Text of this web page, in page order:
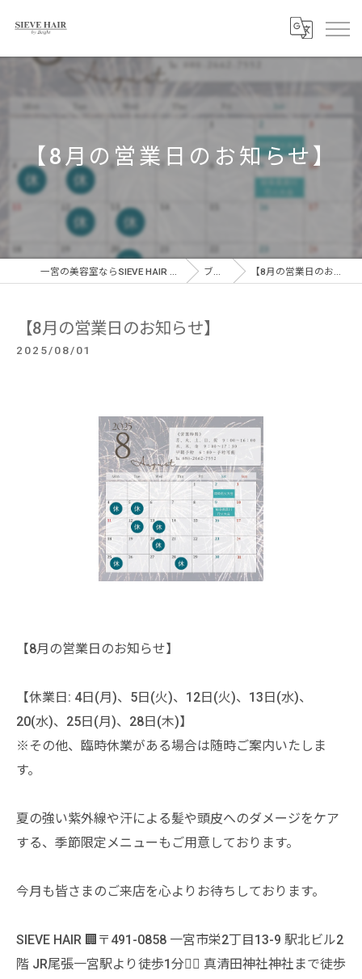
【8月の営業日のお知らせ】
一宮の美容室ならSIEVE HAIR 一宮駅前店 ブログ 【8月の営業日のお知らせ】
【8月の営業日のお知らせ】
2025/08/01
【8月の営業日のお知らせ】
【休業日: 4日(月)、5日(火)、12日(火)、13日(水)、
20(水)、25日(月)、28日(木)】
※その他、臨時休業がある場合は随時ご案内いたしま
す。
夏の強い紫外線や汗による髪や頭皮へのダメージをケア
する、季節限定メニューもご用意しております。
今月も皆さまのご来店を心よりお待ちしております。
SIEVE HAIR 🏢〒491-0858 一宮市栄2丁目13-9 駅北ビル2
階 JR尾張一宮駅より徒歩1分🚶‍♀️ 真清田神社神社まで徒歩